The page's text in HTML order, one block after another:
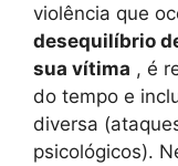
violência que
desequilíbrio
sua vítima , é
do tempo e
diversa
psicológicos).